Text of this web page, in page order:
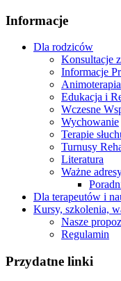
Informacje
Dla rodziców
Konsultacje
Informacje
Animoterapia
Edukacja i
Wczesne
Wychowanie
Terapie
Turnusy
Literatura
Ważne
Dla terapeutów i
Kursy, szkolenia,
Nasze
Regulamin
Przydatne linki